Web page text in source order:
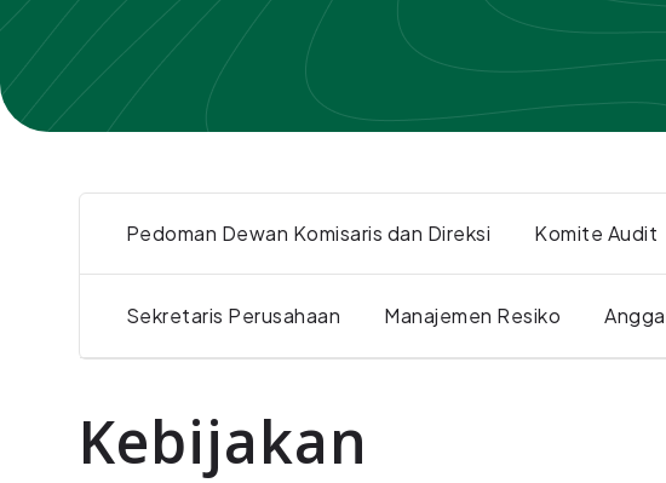
Pedoman Dewan Komisaris dan Direksi Komite Audit
Sekretaris Perusahaan Manajemen Resiko
Kebijakan